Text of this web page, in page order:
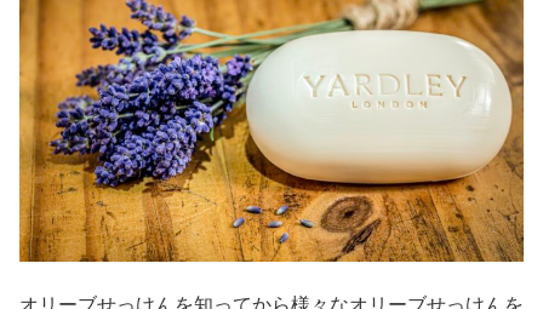
オリーブせっけんを知ってから様々なオリーブせっけんを